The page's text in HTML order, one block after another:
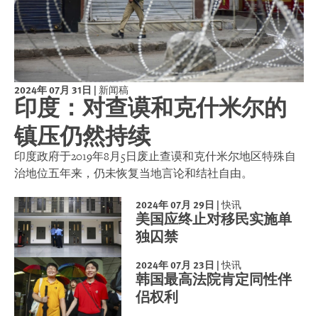
2024年 07月 31日 | 新闻稿
印度：对查谟和克什米尔的
镇压仍然持续
印度政府于2019年8月5日废止查谟和克什米尔地区特殊自
治地位五年来，仍未恢复当地言论和结社自由。
2024年 07月 29日 |快讯
美国应终止对移民实施单
独囚禁
2024年 07月 23日 |快讯
韩国最高法院肯定同性伴
侣权利